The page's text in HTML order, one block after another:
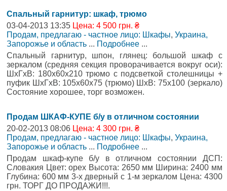
Спальный гарнитур: шкаф, трюмо
03-04-2013 13:35 Цена: 4 500 грн. ₴
Продам, предлагаю - частное лицо: Шкафы, Украина,
Запорожье и область ... Подробнее ...
Спальный гарнитур, шпон, глянец: большой шкаф с
зеркалом (средняя секция проворачивается вокруг оси):
ШхГхВ: 180х60х210 трюмо с подсветкой столешницы +
пуфик ШхГхВ: 105х60х75 (трюмо) ШхВ: 75х100 (зеркало)
Состояние хорошее, торг возможен.
Продам ШКАФ-КУПЕ б/у в отличном состоянии
20-02-2013 08:06 Цена: 4 300 грн. ₴
Продам, предлагаю - частное лицо: Шкафы, Украина,
Запорожье и область ... Подробнее ...
Продам шкаф-купе б/у в отличном состоянии ДСП:
Словакия Цвет: орех Высота: 2650 мм Ширина: 2400 мм
Глубина: 600 мм 3-х дверный с 1-м зеркалом Цена: 4300
грн. ТОРГ ДО ПРОДАЖИ!!!.